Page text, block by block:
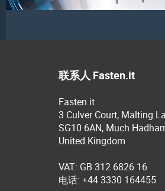
联系人 Fasten.it
Fasten.it
3 Culver Court, Malting
SG10 6AN, Much
United Kingdom
VAT: GB 312 6826 16
电话: +44 3330 164455